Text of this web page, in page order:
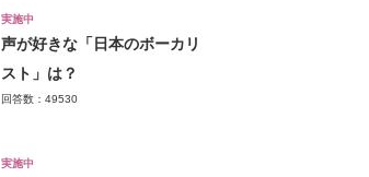
実施中
声が好きな「日本のボーカリ
スト」は？
回答数：49530
実施中